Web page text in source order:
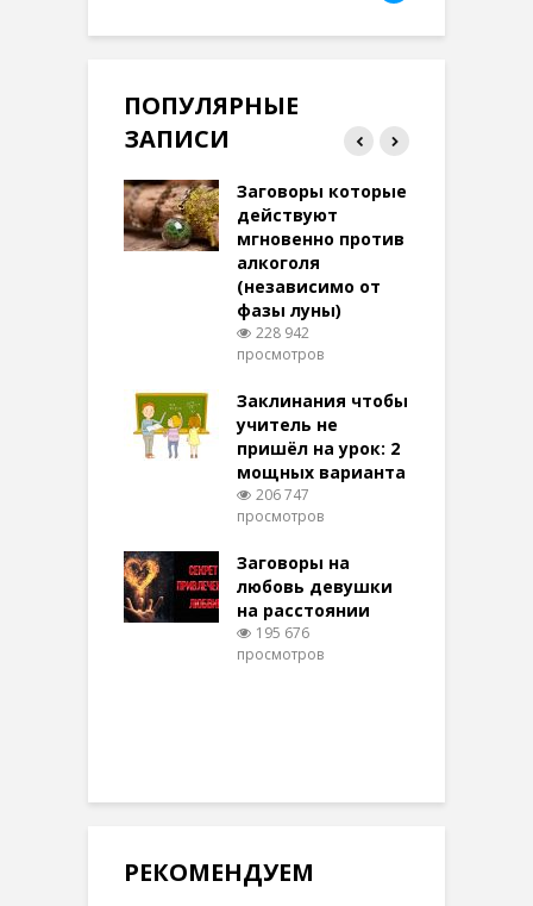
ПОПУЛЯРНЫЕ
ЗАПИСИ
Заговоры которые
действуют
мгновенно против
алкоголя
(независимо от
фазы луны)
228 942
просмотров
Заклинания чтобы
учитель не
пришёл на урок: 2
мощных варианта
206 747
просмотров
Заговоры на
любовь девушки
на расстоянии
195 676
просмотров
РЕКОМЕНДУЕМ